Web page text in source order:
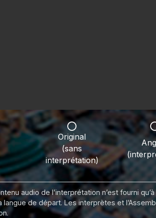
Original
(sans
interprétation)
audio de l’interprétation n’est fourni
de départ. Les interprètes et